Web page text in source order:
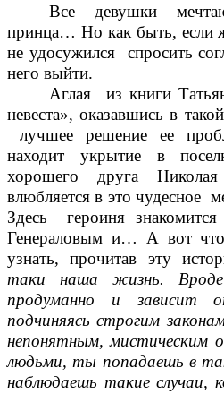
Все девушки
принца… Но как быть, если
не удосужился спросить
него выйти.
Аглая из книги
невеста», оказавшись в
лучшее решение ее
находит укрытие в
хорошего друга
влюбляется в это чудесное
Здесь героиня
Генераловым и… А вот
узнать, прочитав эту
таки наша жизнь.
продуманно и зависит
подчиняясь строгим
непонятным, мистическим
людьми, ты попадаешь в
наблюдаешь такие случаи,